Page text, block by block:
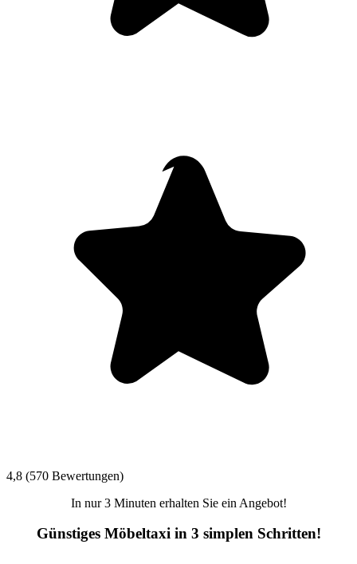
4,8 (570 Bewertungen)
In nur 3 Minuten erhalten Sie ein Angebot!
Günstiges Möbeltaxi in 3 simplen Schritten!